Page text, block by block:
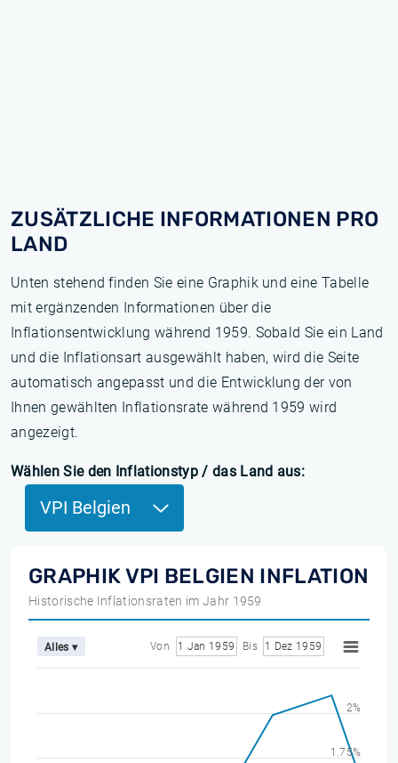
ZUSÄTZLICHE INFORMATIONEN PRO
LAND
Unten stehend finden Sie eine Graphik und eine Tabelle
mit ergänzenden Informationen über die
Inflationsentwicklung während 1959. Sobald Sie ein Land
und die Inflationsart ausgewählt haben, wird die Seite
automatisch angepasst und die Entwicklung der von
Ihnen gewählten Inflationsrate während 1959 wird
angezeigt.
Wählen Sie den Inflationstyp / das Land aus:
VPI Belgien
GRAPHIK VPI BELGIEN INFLATION
Historische Inflationsraten im Jahr 1959
Alles ▾ Von 1 Jan 1959 Bis 1 Dez 1959
1.75%
2%